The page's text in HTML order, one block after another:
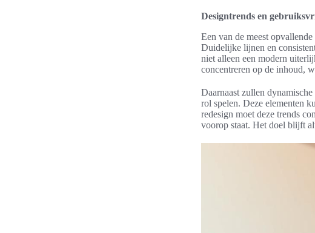
Designtrends en
Een van de meest
Duidelijke lijnen en
niet alleen een modern
concentreren op de inhoud,
Daarnaast zullen
rol spelen. Deze elementen
redesign moet deze trends
voorop staat. Het doel blijft